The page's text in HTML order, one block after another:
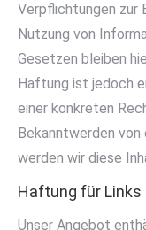
Verpflichtungen zur
Nutzung von
Gesetzen bleiben
Haftung ist jedoch
einer konkreten
Bekanntwerden
werden wir diese
Haftung für Links
Unser Angebot